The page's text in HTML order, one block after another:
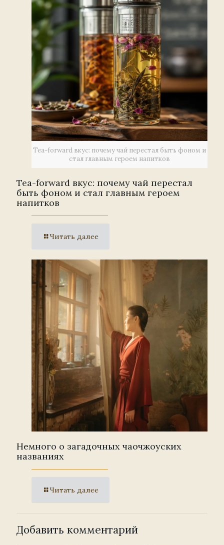
Tea-forward вкус: почему чай перестал быть фоном и
стал главным героем напитков
Tea-forward вкус: почему чай перестал
быть фоном и стал главным героем
напитков
Читать далее
Немного о загадочных чаочжоуских
названиях
Читать далее
Добавить комментарий